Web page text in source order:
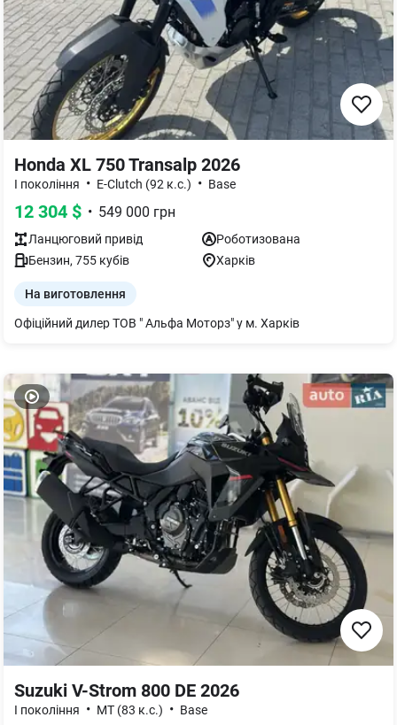
Honda XL 750 Transalp 2026
I покоління • E-Clutch (92 к.с.) • Base
12 304 $ • 549 000 грн
Ланцюговий привід
Роботизована
Бензин, 755 кубів Харків
На виготовлення
Офіційний дилер ТОВ " Альфа Моторз" у м. Харків
Suzuki V-Strom 800 DE 2026
I покоління • MT (83 к.с.) • Base